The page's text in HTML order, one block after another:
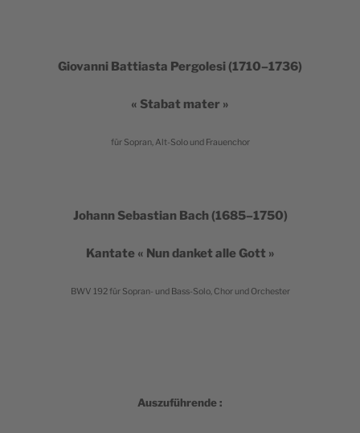
Gio­van­ni Bat­tias­ta Per­go­le­si (1710–1736)
« Sta­bat mater »
für Sopran, Alt-Solo und Frauenchor
Johann Sebas­tian Bach (1685–1750)
Kan­tate « Nun dan­ket alle Gott »
BWV 192 für Sopran- und Bass-Solo, Chor und Orchester
Aus­zufüh­rende :